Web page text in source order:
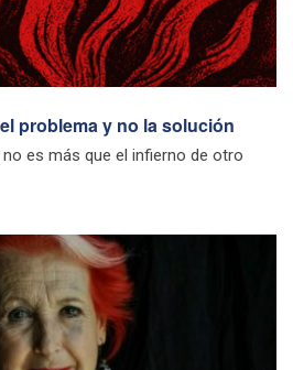
problema y no la solución
es más que el infierno de otro